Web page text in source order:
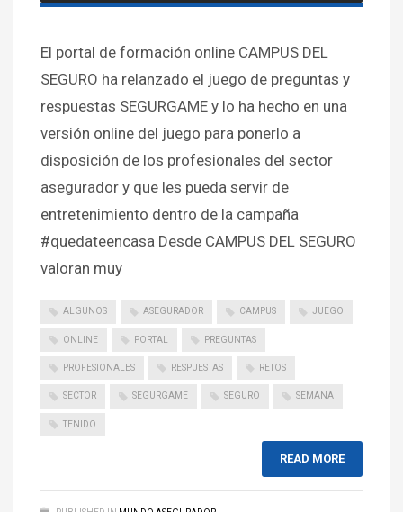
El portal de formación online CAMPUS DEL
SEGURO ha relanzado el juego de preguntas y
respuestas SEGURGAME y lo ha hecho en una
versión online del juego para ponerlo a
disposición de los profesionales del sector
asegurador y que les pueda servir de
entretenimiento dentro de la campaña
#quedateencasa Desde CAMPUS DEL SEGURO
valoran muy
ALGUNOS ASEGURADOR CAMPUS JUEGO
ONLINE PORTAL PREGUNTAS
PROFESIONALES RESPUESTAS RETOS
SECTOR SEGURGAME SEGURO SEMANA
TENIDO
READ MORE